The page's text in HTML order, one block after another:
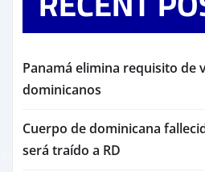
Panamá elimina requisito de
dominicanos
Cuerpo de dominicana
será traído a RD